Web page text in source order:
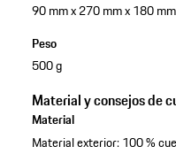
90 mm x 270 mm x 180 mm
Peso
500 g
Material y consejos de
Material
Material exterior: 100 %